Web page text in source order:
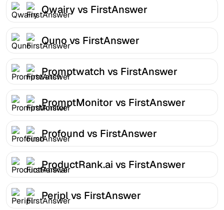
Qwairy vs FirstAnswer
Quno vs FirstAnswer
Promptwatch vs FirstAnswer
PromptMonitor vs FirstAnswer
Profound vs FirstAnswer
ProductRank.ai vs FirstAnswer
Peripl vs FirstAnswer